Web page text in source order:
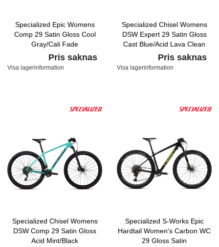
Specialized Epic Womens
Comp 29 Satin Gloss Cool
Gray/Cali Fade
Pris saknas
Visa lagerinformation
Specialized Chisel Womens
DSW Expert 29 Satin Gloss
Cast Blue/Acid Lava Clean
Pris saknas
Visa lagerinformation
Specialized Chisel Womens
DSW Comp 29 Satin Gloss
Acid Mint/Black
Specialized S-Works Epic
Hardtail Women's Carbon WC
29 Gloss Satin